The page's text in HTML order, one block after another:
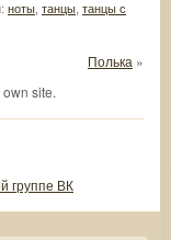
ноты танцы танцы с
Полька »
site.
группе ВК